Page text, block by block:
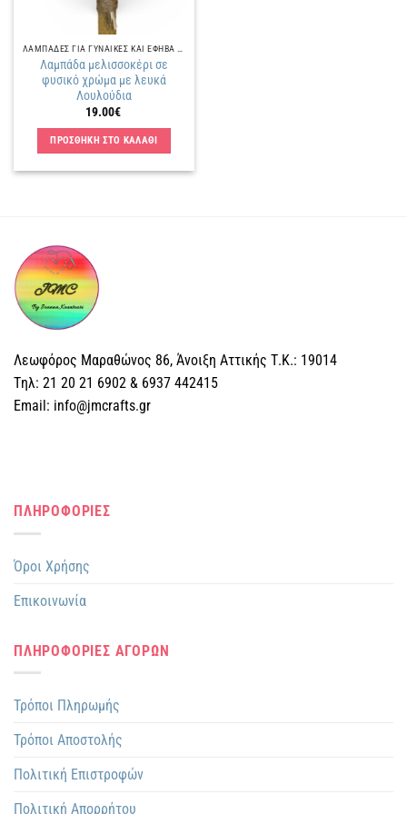
Λαμπάδα μελισσοκέρι σε
φυσικό χρώμα με λευκά
Λουλούδια
19.00€
ΠΡΟΣΘΗΚΗ ΣΤΟ ΚΑΛΑΘΙ
Λεωφόρος Μαραθώνος 86, Άνοιξη Αττικής Τ.Κ.: 19014
Tηλ: 21 20 21 6902 & 6937 442415
Email: info@jmcrafts.gr
ΠΛΗΡΟΦΟΡΙΕΣ
Όροι Χρήσης
Επικοινωνία
ΠΛΗΡΟΦΟΡΙΕΣ ΑΓΟΡΩΝ
Τρόποι Πληρωμής
Τρόποι Αποστολής
Πολιτική Επιστροφών
Πολιτική Απορρήτου